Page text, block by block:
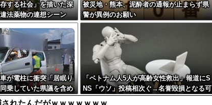
する社会」を描いた深
法薬物の連想シーン
議論
被災地・熊本、泥酔者の通報が止まらず県
警が異例のお願い
が電柱に衝突「居眠り
乗していた県議を含め
「ベトナム人5人が高齢女性救出」報道にS
NS「ウソ」投稿相次ぐ→名誉毀損となる可